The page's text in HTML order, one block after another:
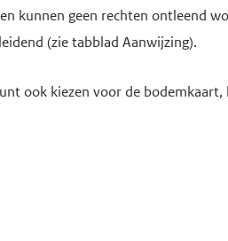
kunnen geen rechten ontleend
(zie tabblad Aanwijzing).
ook kiezen voor de